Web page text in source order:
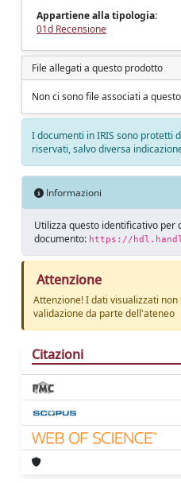
Appartiene alla tipologia:
01d Recensione
File allegati a questo prodotto
Non ci sono file associati a
I documenti in IRIS sono protetti
riservati, salvo diversa
Informazioni
Utilizza questo identificativo per
documento: https://
Attenzione
Attenzione! I dati visualizzati
validazione da parte dell'ateneo
Citazioni